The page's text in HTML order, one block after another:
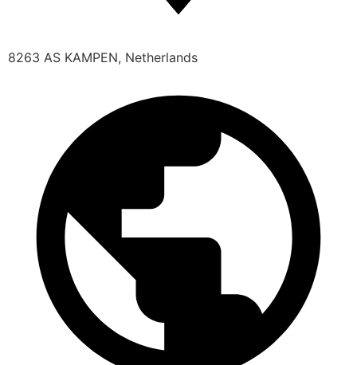
8263 AS KAMPEN, Netherlands